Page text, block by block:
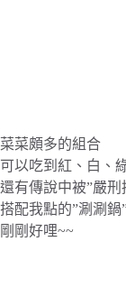
菜菜頗多的組合
可以吃到紅、白、
還有傳說中被”嚴
搭配我點的”涮涮鍋
剛剛好哩~~